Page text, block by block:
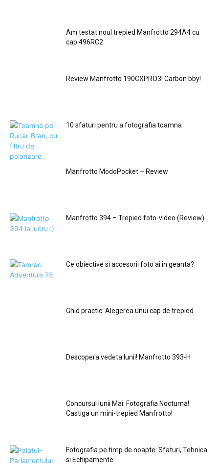
Am testat noul trepied Manfrotto 294A4 cu
cap 496RC2
Review Manfrotto 190CXPRO3! Carbon bby!
10 sfaturi pentru a fotografia toamna
Manfrotto ModoPocket – Review
Manfrotto 394 – Trepied foto-video (Review)
Ce obiective si accesorii foto ai in geanta?
Ghid practic: Alegerea unui cap de trepied
Descopera vedeta lunii! Manfrotto 393-H
Concursul lunii Mai: Fotografia Nocturna!
Castiga un mini-trepied Manfrotto!
Fotografia pe timp de noapte: Sfaturi, Tehnica
si Echipamente